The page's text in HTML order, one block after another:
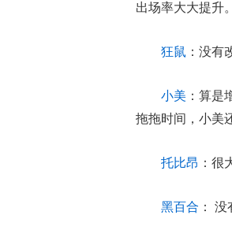
出场率大大提升。
狂鼠 ：没有
小美 ：算是
拖拖时间，小美
托比昂 ：很
黑百合 ： 没